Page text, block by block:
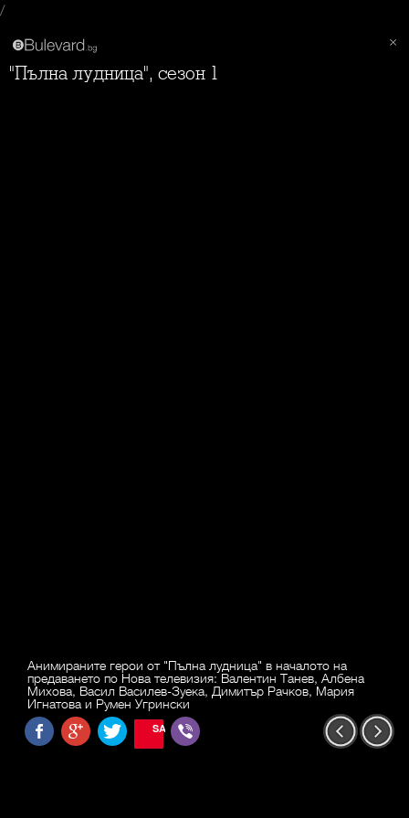
/
"Пълна лудница", сезон 1
Анимираните герои от "Пълна лудница" в началото на
предаването по Нова телевизия: Валентин Танев, Албена
Михова, Васил Василев-Зуека, Димитър Рачков, Мария
Игнатова и Румен Угрински
SAVE